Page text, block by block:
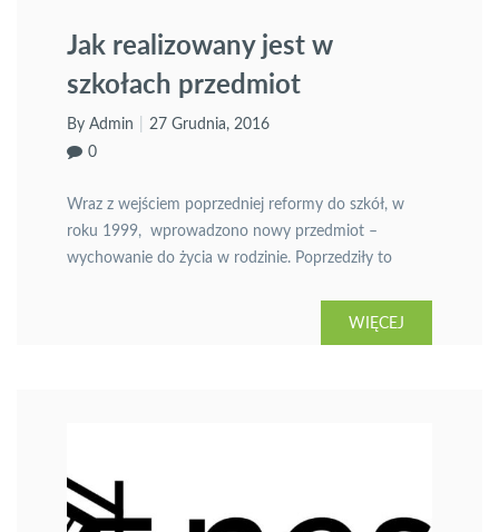
Jak realizowany jest w
szkołach przedmiot
wychowanie do życia w
rodzinie?
By Admin
27 Grudnia, 2016
0
Wraz z wejściem poprzedniej reformy do szkół, w
roku 1999, wprowadzono nowy przedmiot –
wychowanie do życia w rodzinie. Poprzedziły to
WIĘCEJ